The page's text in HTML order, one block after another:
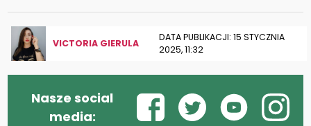
VICTORIA GIERULA
DATA PUBLIKACJI: 15 STYCZNIA
2025, 11:32
Nasze social
media: